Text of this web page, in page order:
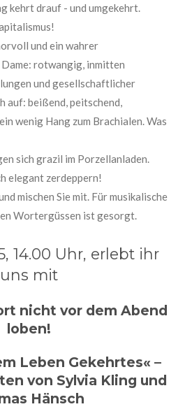
kehrt drauf - und umgekehrt.
und ein wahrer
rotwangig, inmitten
und gesellschaftlicher
auf: beißend, peitschend,
wenig Hang zum Brachialen. Was
sich grazil im Porzellanladen.
elegant zerdeppern!
mischen Sie mit. Für musikalische
Wortergüssen ist gesorgt.
14.00 Uhr, erlebt ihr
uns mit
nicht vor dem Abend
loben!
Leben Gekehrtes« –
von Sylvia Kling und
Hänsch